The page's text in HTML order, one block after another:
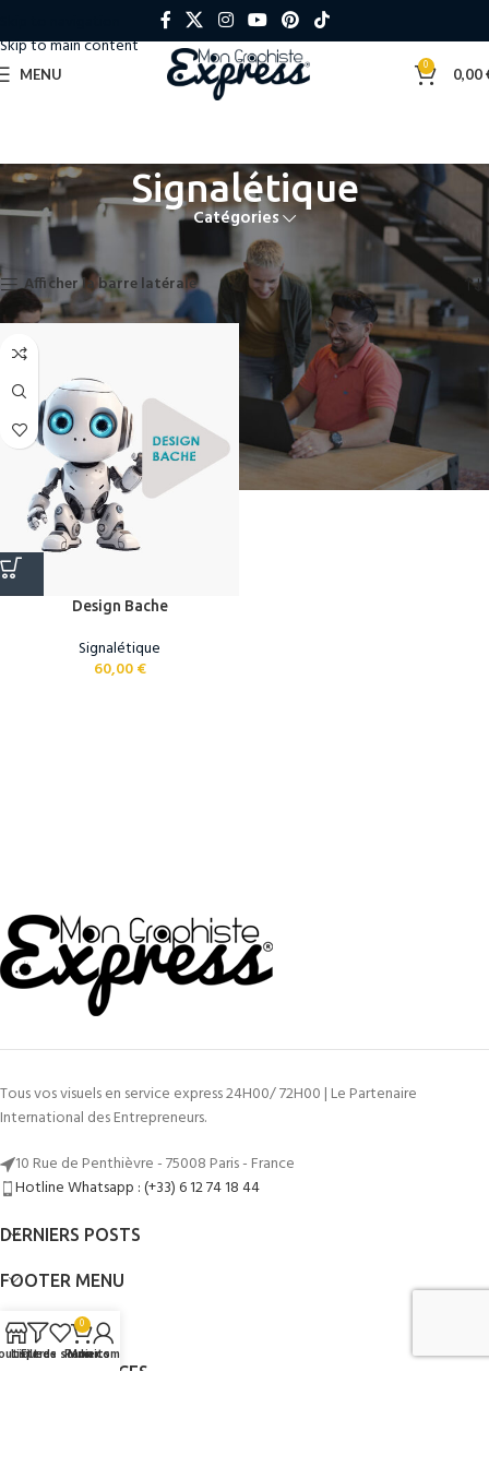
Skip to main content
MENU 0 0,00
Signalétique
Catégories
» Signalétique
Voici le seul résultat
Afficher la barre latérale
Design Bache
Signalétique
60,00€
Tous vos visuels en service express 24H00/ 72H00 | Le Partenaire
International des Entrepreneurs.
10 Rue de Penthièvre - 75008 Paris - France
Hotline Whatsapp : (+33) 6 12 74 18 44
DERNIERS POSTS
FOOTER MENU
LIENS UTILES
AUTRES SERVICES
Filtres
Liste de souhaits
0
Panier
Mon compte